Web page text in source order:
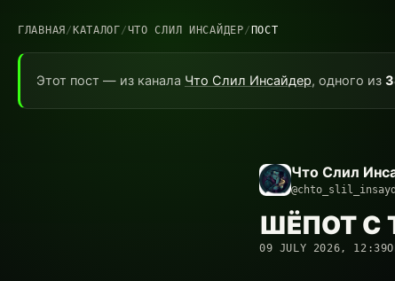
ГЛАВНАЯ / КАТАЛОГ/ЧТО СЛИЛ ИНСАЙДЕР/ ПОСТ
Этот пост — из канала Что Слил Инсайдер, одного из
Что Слил
ШЁПОТ С
09 JULY 2026, 12:39